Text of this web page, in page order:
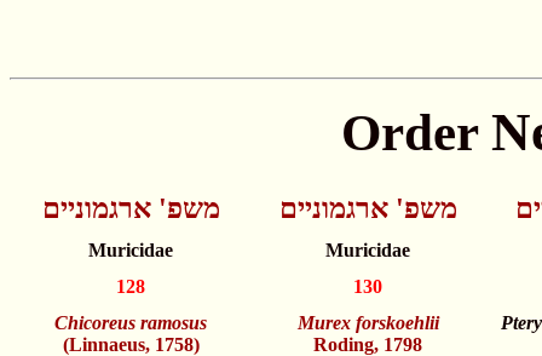
Order
משפ' ארגמוניים משפ' ארגמוניים
Muricidae
Muricidae
128
130
Chicoreus ramosus
(Linnaeus, 1758)
Murex forskoehlii
Roding, 1798